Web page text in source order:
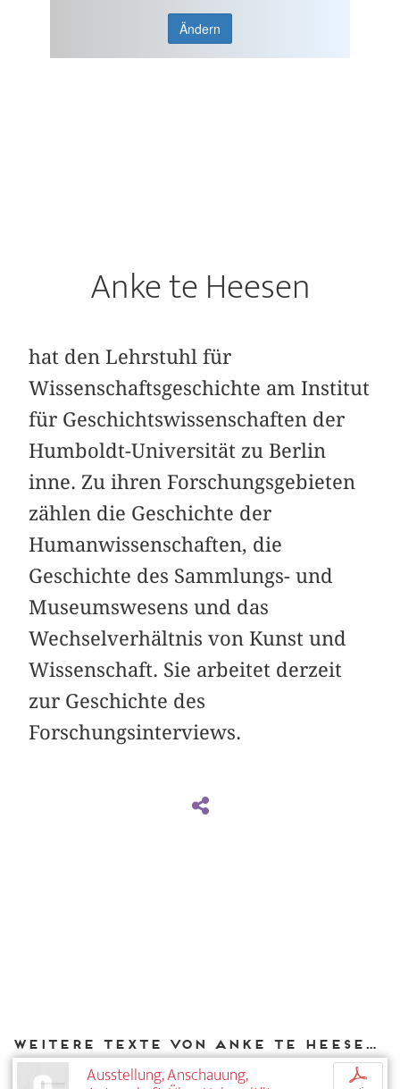
Ändern
Anke te Heesen
hat den Lehrstuhl für
Wissenschaftsgeschichte am Institut
für Geschichtswissenschaften der
Humboldt-Universität zu Berlin
inne. Zu ihren Forschungsgebieten
zählen die Geschichte der
Humanwissenschaften, die
Geschichte des Sammlungs- und
Museumswesens und das
Wechselverhältnis von Kunst und
Wissenschaft. Sie arbeitet derzeit
zur Geschichte des
Forschungsinterviews.
Weitere Texte von Anke te Heesen bei DIAPHANES
Ausstellung, Anschauung, p